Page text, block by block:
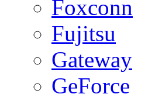
Foxconn
Fujitsu
Gateway
GeForce